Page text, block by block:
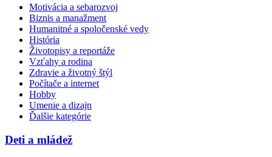
Motivácia a sebarozvoj
Biznis a manažment
Humanitné a spoločenské vedy
História
Životopisy a reportáže
Vzťahy a rodina
Zdravie a životný štýl
Počítače a internet
Hobby
Umenie a dizajn
Ďalšie kategórie
Deti a mládež